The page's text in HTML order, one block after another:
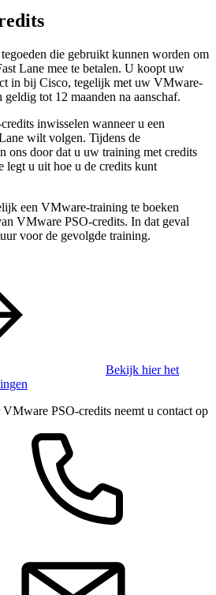
die gebruikt kunnen worden om
Lane mee te betalen. U koopt uw
in bij Cisco, tegelijk met uw VMware-
tot 12 maanden na aanschaf.
inwisselen wanneer u een
wilt volgen. Tijdens de
ons door dat u uw training met credits
legt u uit hoe u de credits kunt
een VMware-training te boeken
VMware PSO-credits. In dat geval
voor de gevolgde training.
Bekijk hier het
PSO-credits neemt u contact op